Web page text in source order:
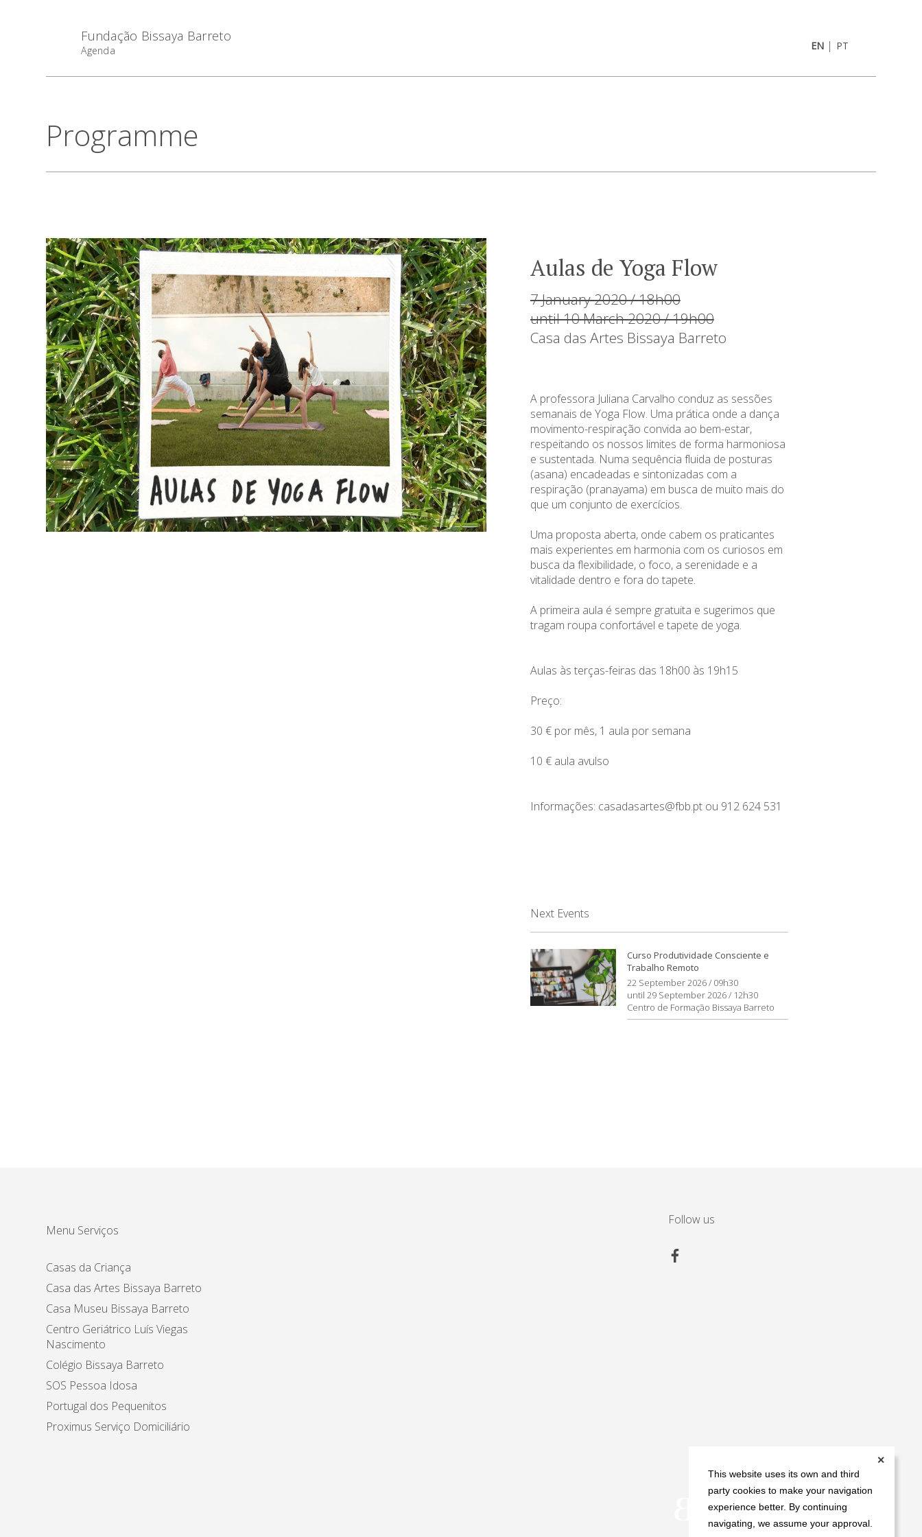
This website uses its own and third
party cookies to make your navigation
experience better. By continuing
navigating, we assume your approval.
✕
Fundação Bissaya Barreto
Agenda EN| PT
Programme
Aulas de Yoga Flow
7 January 2020 / 18h00
until 10 March 2020 / 19h00
Casa das Artes Bissaya Barreto
A professora Juliana Carvalho conduz as sessões
semanais de Yoga Flow. Uma prática onde a dança
movimento-respiração convida ao bem-estar,
respeitando os nossos limites de forma harmoniosa
e sustentada. Numa sequência fluida de posturas
(asana) encadeadas e sintonizadas com a
respiração (pranayama) em busca de muito mais do
que um conjunto de exercícios.
Uma proposta aberta, onde cabem os praticantes
mais experientes em harmonia com os curiosos em
busca da flexibilidade, o foco, a serenidade e a
vitalidade dentro e fora do tapete.
A primeira aula é sempre gratuita e sugerimos que
tragam roupa confortável e tapete de yoga.
Aulas às terças-feiras das 18h00 às 19h15
Preço:
30 € por mês, 1 aula por semana
10 € aula avulso
Informações: casadasartes@fbb.pt ou 912 624 531
Next Events
Curso Produtividade Consciente e
Trabalho Remoto
22 September 2026 / 09h30
until 29 September 2026 / 12h30
Centro de Formação Bissaya Barreto
Menu Serviços
Casas da Criança
Casa das Artes Bissaya Barreto
Casa Museu Bissaya Barreto
Centro Geriátrico Luís Viegas
Nascimento
Colégio Bissaya Barreto
SOS Pessoa Idosa
Portugal dos Pequenitos
Proximus Serviço Domiciliário
Follow us